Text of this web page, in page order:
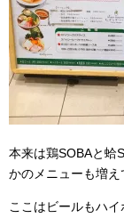
本来は鶏SOBAと蛤
かのメニューも増え
ここはビールもハ